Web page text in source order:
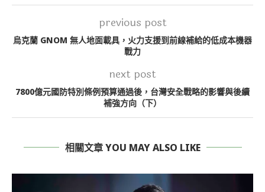
previous post
烏克蘭 GNOM 無人地面載具，火力支援到前線補給的低成本機器
戰力
next post
7800億元國防特別條例預算通過後，台灣安全戰略的影響與後續
補強方向（下）
相關文章 YOU MAY ALSO LIKE